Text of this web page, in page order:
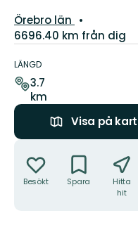
Län:
Örebro län
6696.40 km från dig
om
leden
LÄNGD
3.7
km
Visa på
Besökt Spara
Hitta
hit